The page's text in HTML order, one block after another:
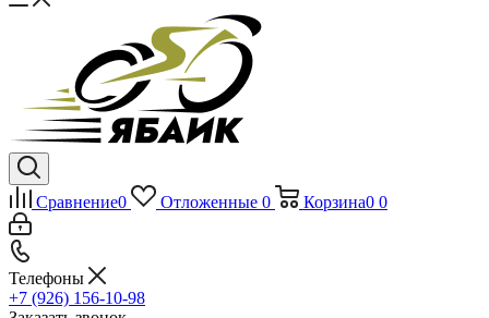
Сравнение0 Отложенные 0 Корзина0 0
Телефоны
+7 (926) 156-10-98